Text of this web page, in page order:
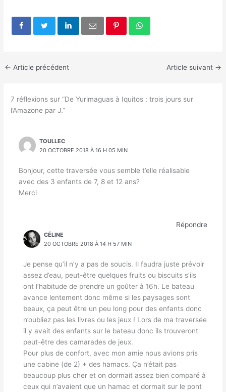
← Article précédent Article suivant →
7 réflexions sur “De Yurimaguas à Iquitos : trois jours sur
l’Amazone par J.”
TOULLEC
20 OCTOBRE 2018 À 16 H 05 MIN
Bonjour, cette traversée vous semble t’elle réalisable
avec des 3 enfants de 7, 8 et 12 ans?
Merci
Répondre
CÉLINE
20 OCTOBRE 2018 À 14 H 57 MIN
Je pense qu’il n’y a pas de soucis. Il faudra juste prévoir
assez d’eau, peut-être quelques fruits ou biscuits s’ils
ont l’habitude de prendre un goûter à 16h. Le bateau
avance lentement donc même si les paysages sont
beaux, ça peut être un peu long pour des enfants donc
n’oubliez pas les livres ou les jeux ! Lors de ma traversée
il y avait des enfants sur le bateau donc ils trouveront
peut-être des camarades de jeux.
Pour plus de confort, avec mon amie nous avions pris
une cabine (de 2) + des hamacs. Ça n’était pas
beaucoup plus cher et on dormait assez bien comparé à
ceux qui n’avaient que un hamac et dormait sur le pont